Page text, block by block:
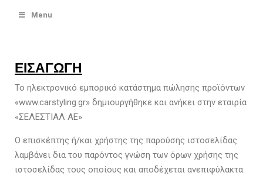
Menu
ΕΙΣΑΓΩΓΗ
Το ηλεκτρονικό εμπορικό κατάστημα πώλησης προϊόντων
«www.carstyling.gr» δημιουργήθηκε και ανήκει στην εταιρία
«ΣΕΛΕΣΤΙΑΛ ΑΕ»
Ο επισκέπτης ή/και χρήστης της παρούσης ιστοσελίδας
λαμβάνει δια του παρόντος γνώση των όρων χρήσης της
ιστοσελίδας τους οποίους και αποδέχεται ανεπιφύλακτα.